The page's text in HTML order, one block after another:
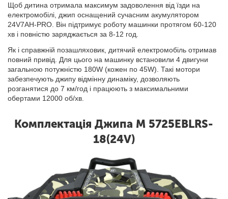
Щоб дитина отримала максимум задоволення від їзди на
електромобілі, джип оснащений сучасним акумулятором
24V7AH-PRO. Він підтримує роботу машинки протягом 60-120
хв і повністю заряджається за 8-12 год.
Як і справжній позашляховик, дитячий електромобіль отримав
повний привід. Для цього на машинку встановили 4 двигуни
загальною потужністю 180W (кожен по 45W). Такі мотори
забезпечують джипу відмінну динаміку, дозволяють
розганятися до 7 км/год і працюють з максимальними
обертами 12000 об/хв.
Комплектація Джипа M 5725EBLRS-
18(24V)